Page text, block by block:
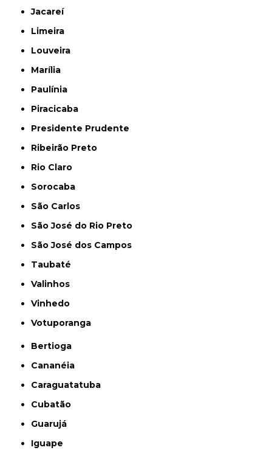
Jacareí
Limeira
Louveira
Marília
Paulínia
Piracicaba
Presidente Prudente
Ribeirão Preto
Rio Claro
Sorocaba
São Carlos
São José do Rio Preto
São José dos Campos
Taubaté
Valinhos
Vinhedo
Votuporanga
Bertioga
Cananéia
Caraguatatuba
Cubatão
Guarujá
Iguape